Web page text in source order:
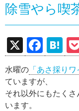
除雪やら喫
X
F
a
ce
b
H
at
e
n
水曜の 「あさ採りワ
ていますが、
それ以外にもたく
います。